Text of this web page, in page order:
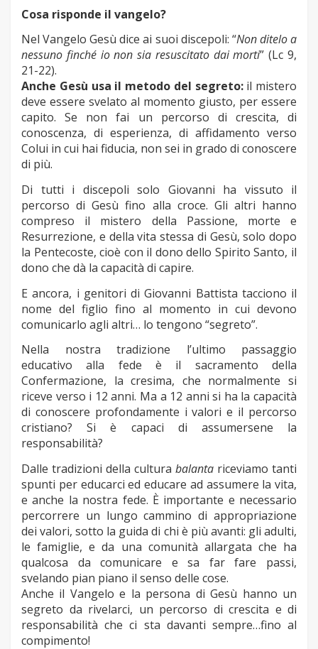
Cosa risponde il vangelo?
Nel Vangelo Gesù dice ai suoi discepoli: “Non ditelo a
nessuno finché io non sia resuscitato dai morti” (Lc 9,
21-22).
Anche Gesù usa il metodo del segreto:il mistero
deve essere svelato al momento giusto, per essere
capito. Se non fai un percorso di crescita, di
conoscenza, di esperienza, di affidamento verso
Colui in cui hai fiducia, non sei in grado di conoscere
di più.
Di tutti i discepoli solo Giovanni ha vissuto il
percorso di Gesù fino alla croce. Gli altri hanno
compreso il mistero della Passione, morte e
Resurrezione, e della vita stessa di Gesù, solo dopo
la Pentecoste, cioè con il dono dello Spirito Santo, il
dono che dà la capacità di capire.
E ancora, i genitori di Giovanni Battista tacciono il
nome del figlio fino al momento in cui devono
comunicarlo agli altri… lo tengono “segreto”.
Nella nostra tradizione l’ultimo passaggio
educativo alla fede è il sacramento della
Confermazione, la cresima, che normalmente si
riceve verso i 12 anni. Ma a 12 anni si ha la capacità
di conoscere profondamente i valori e il percorso
cristiano? Si è capaci di assumersene la
responsabilità?
Dalle tradizioni della cultura balanta riceviamo tanti
spunti per educarci ed educare ad assumere la vita,
e anche la nostra fede. È importante e necessario
percorrere un lungo cammino di appropriazione
dei valori, sotto la guida di chi è più avanti: gli adulti,
le famiglie, e da una comunità allargata che ha
qualcosa da comunicare e sa far fare passi,
svelando pian piano il senso delle cose.
Anche il Vangelo e la persona di Gesù hanno un
segreto da rivelarci, un percorso di crescita e di
responsabilità che ci sta davanti sempre…fino al
compimento!